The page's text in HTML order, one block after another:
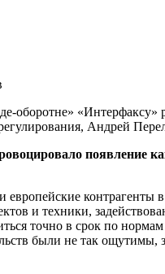
«Интерфаксу»
Андрей
появление
контрагенты
и техники,
точно в срок по
были не так ощутимы,